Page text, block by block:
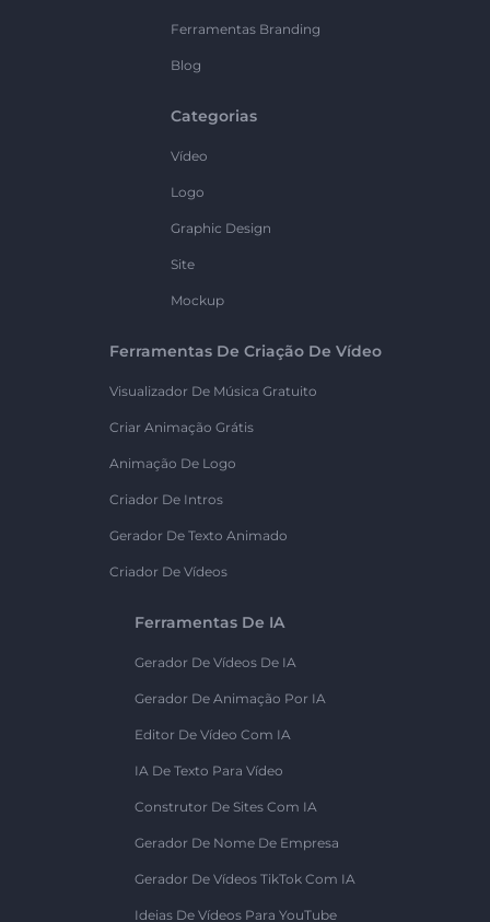
Ferramentas Branding
Blog
Categorias
Vídeo
Logo
Graphic Design
Site
Mockup
Ferramentas De Criação De Vídeo
Visualizador De Música Gratuito
Criar Animação Grátis
Animação De Logo
Criador De Intros
Gerador De Texto Animado
Criador De Vídeos
Ferramentas De IA
Gerador De Vídeos De IA
Gerador De Animação Por IA
Editor De Vídeo Com IA
IA De Texto Para Vídeo
Construtor De Sites Com IA
Gerador De Nome De Empresa
Gerador De Vídeos TikTok Com IA
Ideias De Vídeos Para YouTube